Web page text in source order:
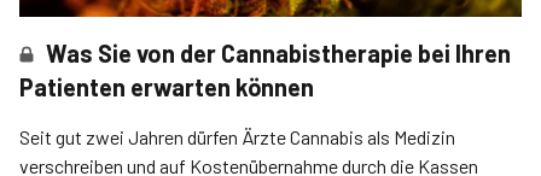
Was Sie von der Cannabistherapie bei Ihren
Patienten erwarten können
Seit gut zwei Jahren dürfen Ärzte Cannabis als Medizin
verschreiben und auf Kostenübernahme durch die Kassen